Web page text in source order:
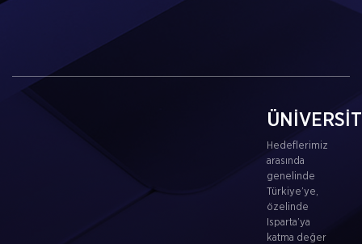
Hedeflerimiz
arasında
genelinde
Türkiye’ye,
özelinde
Isparta’ya
katma değer